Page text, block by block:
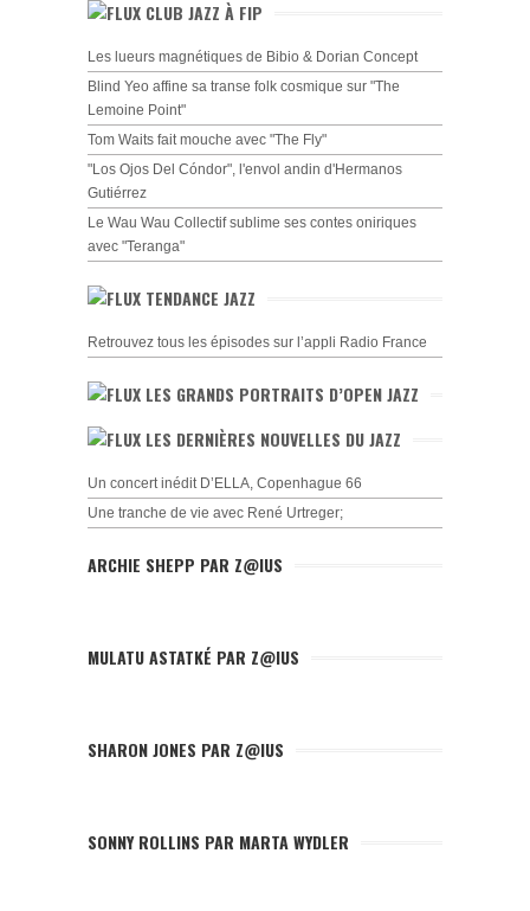
CLUB JAZZ À FIP
Les lueurs magnétiques de Bibio & Dorian Concept
Blind Yeo affine sa transe folk cosmique sur "The
Lemoine Point"
Tom Waits fait mouche avec "The Fly"
"Los Ojos Del Cóndor", l'envol andin d'Hermanos
Gutiérrez
Le Wau Wau Collectif sublime ses contes oniriques
avec "Teranga"
TENDANCE JAZZ
Retrouvez tous les épisodes sur l’appli Radio France
LES GRANDS PORTRAITS D’OPEN JAZZ
LES DERNIÈRES NOUVELLES DU JAZZ
Un concert inédit D’ELLA, Copenhague 66
Une tranche de vie avec René Urtreger;
ARCHIE SHEPP PAR Z@IUS
MULATU ASTATKÉ PAR Z@IUS
SHARON JONES PAR Z@IUS
SONNY ROLLINS PAR MARTA WYDLER